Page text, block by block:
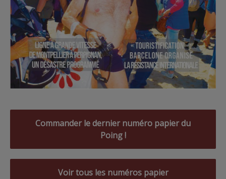
Commander le dernier numéro papier du
Poing !
Voir tous les numéros papier